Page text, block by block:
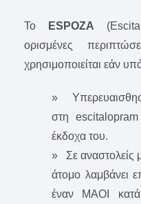
To ESPOZA
ορισμένες
χρησιμοποιείται εάν
»
στη
έκδοχα του.
» Σε αναστολείς
άτομο λαμβάνει
έναν ΜΑΟΙ κατά